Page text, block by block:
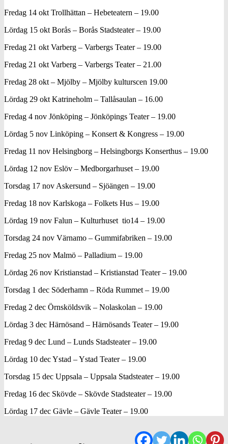
Fredag 14 okt Trollhättan – Hebeteatern – 19.00
Lördag 15 okt Borås – Borås Stadsteater – 19.00
Fredag 21 okt Varberg – Varbergs Teater – 19.00
Fredag 21 okt Varberg – Varbergs Teater – 21.00
Fredag 28 okt – Mjölby – Mjölby kulturscen 19.00
Lördag 29 okt Katrineholm – Tallåsaulan – 16.00
Fredag 4 nov Jönköping – Jönköpings Teater – 19.00
Lördag 5 nov Linköping – Konsert & Kongress – 19.00
Fredag 11 nov Helsingborg – Helsingborgs Konserthus – 19.00
Lördag 12 nov Eslöv – Medborgarhuset – 19.00
Torsdag 17 nov Askersund – Sjöängen – 19.00
Fredag 18 nov Karlskoga – Folkets Hus – 19.00
Lördag 19 nov Falun – Kulturhuset tio14 – 19.00
Torsdag 24 nov Värnamo – Gummifabriken – 19.00
Fredag 25 nov Malmö – Palladium – 19.00
Lördag 26 nov Kristianstad – Kristianstad Teater – 19.00
Torsdag 1 dec Söderhamn – Röda Rummet – 19.00
Fredag 2 dec Örnsköldsvik – Nolaskolan – 19.00
Lördag 3 dec Härnösand – Härnösands Teater – 19.00
Fredag 9 dec Lund – Lunds Stadsteater – 19.00
Lördag 10 dec Ystad – Ystad Teater – 19.00
Torsdag 15 dec Uppsala – Uppsala Stadsteater – 19.00
Fredag 16 dec Skövde – Skövde Stadsteater – 19.00
Lördag 17 dec Gävle – Gävle Teater – 19.00